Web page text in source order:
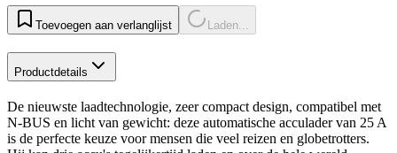
Toevoegen aan verlanglijst Laden...
Productdetails
De nieuwste laadtechnologie, zeer compact design, compatibel met
N-BUS en licht van gewicht: deze automatische acculader van 25 A
is de perfecte keuze voor mensen die veel reizen en globetrotters.